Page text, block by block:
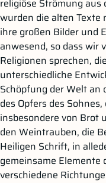
religiöse Strömung aus
wurden die alten Texte
ihre großen Bilder und
anwesend, so dass wir
Religionen sprechen,
unterschiedliche
Schöpfung der Welt an
des Opfers des
insbesondere von Brot
den Weintrauben, die
Heiligen Schrift, in
gemeinsame Elemente
verschiedene